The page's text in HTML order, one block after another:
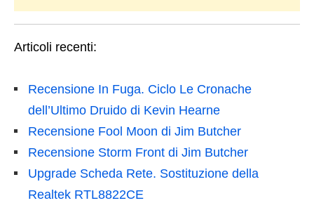
Articoli recenti:
Recensione In Fuga. Ciclo Le Cronache
dell’Ultimo Druido di Kevin Hearne
Recensione Fool Moon di Jim Butcher
Recensione Storm Front di Jim Butcher
Upgrade Scheda Rete. Sostituzione della
Realtek RTL8822CE